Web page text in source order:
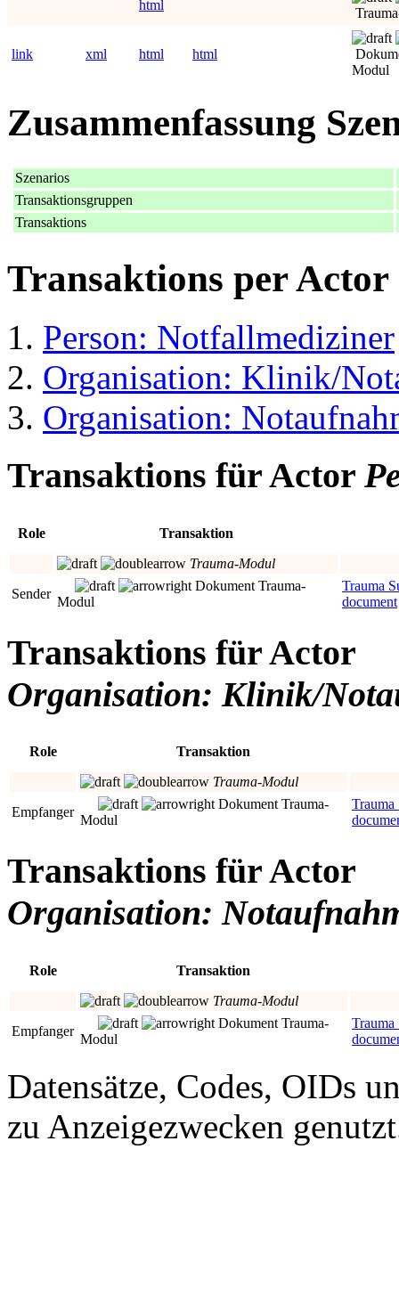
html
link xml html html
Modul
Zusammenfassung
Szenarios
Transaktionsgruppen
Transaktions
Transaktions per Actor
Person: Notfallmediziner
Organisation: Klinik/
Organisation:
Transaktions für Actor
Role
Transaktion
Trauma-Modul
Sender
Dokument Trauma-
Modul
Trauma
document
Transaktions für Actor
Organisation: Klinik/
Role
Transaktion
Trauma-Modul
Empfanger
Dokument Trauma-
Modul
Transaktions für Actor
Organisation:
Role
Transaktion
Trauma-Modul
Empfanger
Dokument Trauma-
Modul
Datensätze, Codes, OIDs
zu Anzeigezwecken